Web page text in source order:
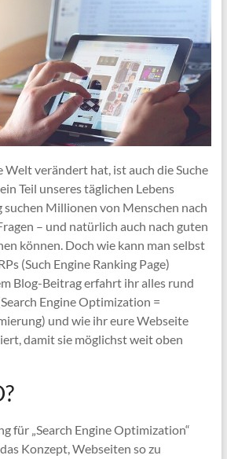
verändert hat, ist auch die Suche
Teil unseres täglichen Lebens
suchen Millionen von Menschen nach
– und natürlich auch nach guten
können. Doch wie kann man selbst
(Such Engine Ranking Page)
Blog-Beitrag erfahrt ihr alles rund
Engine Optimization =
und wie ihr eure Webseite
damit sie möglichst weit oben
für „Search Engine Optimization“
Konzept, Webseiten so zu